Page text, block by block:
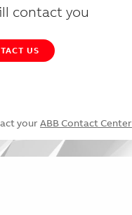
contact you
US
your ABB Contact Center